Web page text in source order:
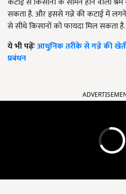
सकता है. और इससे गन्ने की कटाई में लगने
से सीधे किसानों को फायदा मिल सकता है.
ये भी पढ़ेंःआधुनिक तरीके से गन्ने की
प्रबंधन